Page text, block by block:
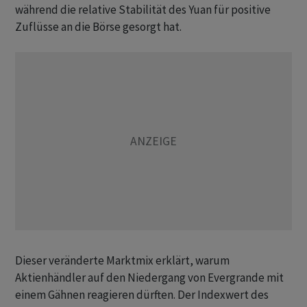
während die relative Stabilität des Yuan für positive
Zuflüsse an die Börse gesorgt hat.
Dieser veränderte Marktmix erklärt, warum
Aktienhändler auf den Niedergang von Evergrande mit
einem Gähnen reagieren dürften. Der Indexwert des